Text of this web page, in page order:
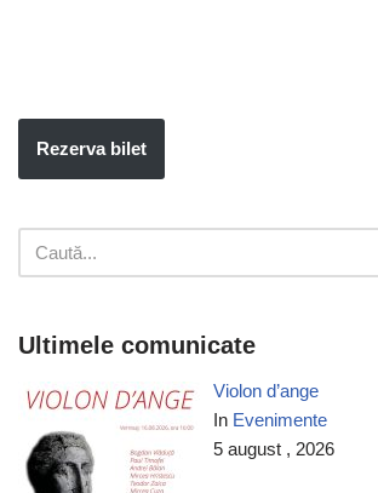
Rezerva bilet
Ultimele comunicate
Violon d’ange
In Evenimente
5 august , 2026